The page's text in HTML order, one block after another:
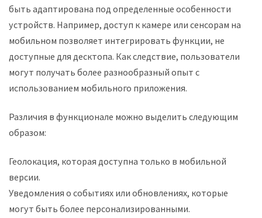
быть адаптирована под определенные особенности
устройств. Например, доступ к камере или сенсорам на
мобильном позволяет интегрировать функции, не
доступные для десктопа. Как следствие, пользователи
могут получать более разнообразный опыт с
использованием мобильного приложения.
Различия в функционале можно выделить следующим
образом:
Геолокация, которая доступна только в мобильной
версии.
Уведомления о событиях или обновлениях, которые
могут быть более персонализированными.